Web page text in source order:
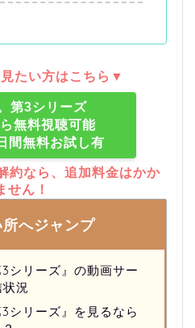
たい方はこちら▼
第3シリーズ
無料視聴可能
間無料お試し有
約なら、追加料金はかか
せん！
所へジャンプ
3シリーズ』の動画サー
況
3シリーズ』を見るなら